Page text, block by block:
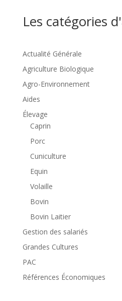
Les catégories
Actualité Générale
Agriculture Biologique
Agro-Environnement
Aides
Élevage
Caprin
Porc
Cuniculture
Equin
Volaille
Bovin
Bovin Laitier
Gestion des salariés
Grandes Cultures
PAC
Références Économiques